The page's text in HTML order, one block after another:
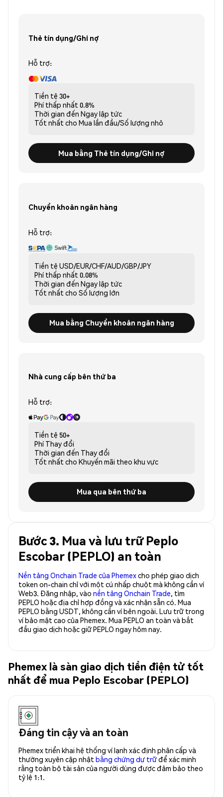
Thẻ tín dụng/Ghi nợ
Hỗ trợ:
Tiền tệ 30+
Phí thấp nhất 0.8%
Thời gian đến Ngay lập tức
Tốt nhất cho Mua lần đầu/Số lượng nhỏ
Mua bằng Thẻ tín dụng/Ghi nợ
Chuyển khoản ngân hàng
Hỗ trợ:
Tiền tệ USD/EUR/CHF/AUD/GBP/JPY
Phí thấp nhất 0.08%
Thời gian đến Ngay lập tức
Tốt nhất cho Số lượng lớn
Mua bằng Chuyển khoản ngân hàng
Nhà cung cấp bên thứ ba
Hỗ trợ:
Tiền tệ 50+
Phí Thay đổi
Thời gian đến Thay đổi
Tốt nhất cho Khuyến mãi theo khu vực
Mua qua bên thứ ba
Bước 3. Mua và lưu trữ Peplo
Escobar (PEPLO) an toàn
Nền tảng Onchain Trade của Phemexcho phép giao dịch
token on-chain chỉ với một cú nhấp chuột mà không cần ví
Web3. Đăng nhập, vào nền tảng Onchain Trade, tìm
PEPLO hoặc địa chỉ hợp đồng và xác nhận sẵn có. Mua
PEPLO bằng USDT, không cần ví bên ngoài. Lưu trữ trong
ví bảo mật cao của Phemex. Mua PEPLO an toàn và bắt
đầu giao dịch hoặc giữ PEPLO ngay hôm nay.
Phemex là sàn giao dịch tiền điện tử tốt
nhất để mua Peplo Escobar (PEPLO)
Đáng tin cậy và an toàn
Phemex triển khai hệ thống ví lạnh xác định phân cấp và
thường xuyên cập nhật bằng chứng dự trữđể xác minh
rằng toàn bộ tài sản của người dùng được đảm bảo theo
tỷ lệ 1:1.